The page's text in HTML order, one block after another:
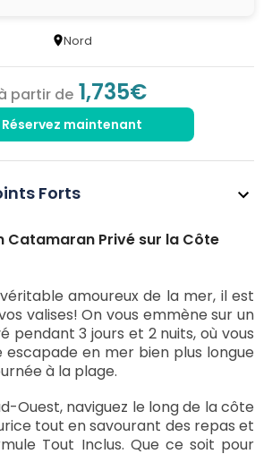
Nord
partir de 1,735€
Réservez maintenant
Forts
Catamaran Privé sur la Côte
amoureux de la mer, il est
valises! On vous emmène sur un
pendant 3 jours et 2 nuits, où vous
escapade en mer bien plus longue
à la plage.
Ouest, naviguez le long de la côte
tout en savourant des repas et
Tout Inclus. Que ce soit pour